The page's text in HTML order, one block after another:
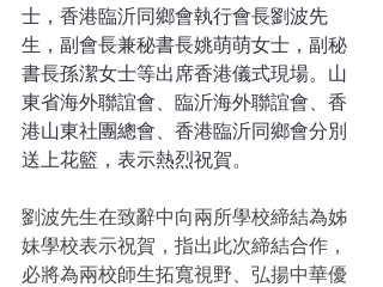
士，香港臨沂同鄉會執行會長劉波先
生，副會長兼秘書長姚萌萌女士，副秘
書長孫潔女士等出席香港儀式現場。山
東省海外聯誼會、臨沂海外聯誼會、香
港山東社團總會、香港臨沂同鄉會分別
送上花籃，表示熱烈祝賀。
劉波先生在致辭中向兩所學校締結為姊
妹學校表示祝賀，指出此次締結合作，
必將為兩校師生拓寬視野、弘揚中華優